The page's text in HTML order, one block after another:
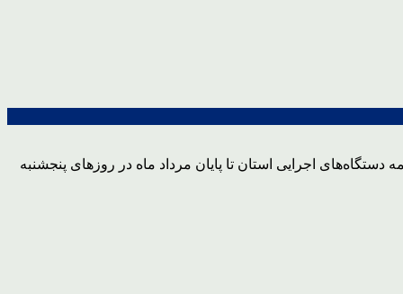
اجرایی استان تا پایان مرداد ماه در روزهای پنجشنبه